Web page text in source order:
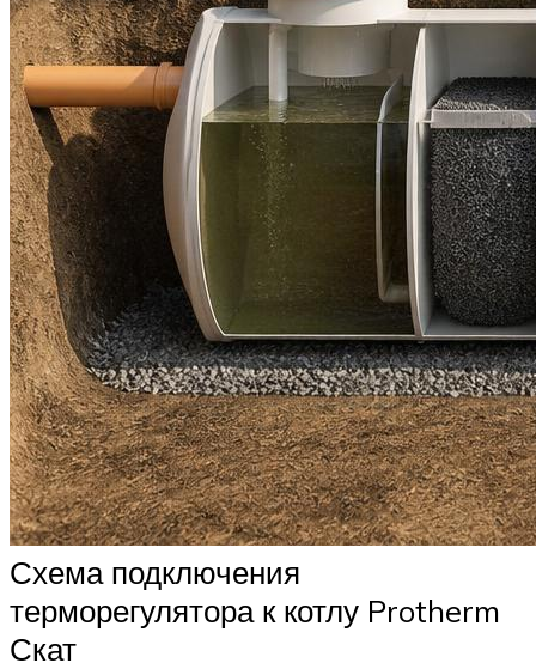
Схема подключения
терморегулятора к котлу Protherm
Скат